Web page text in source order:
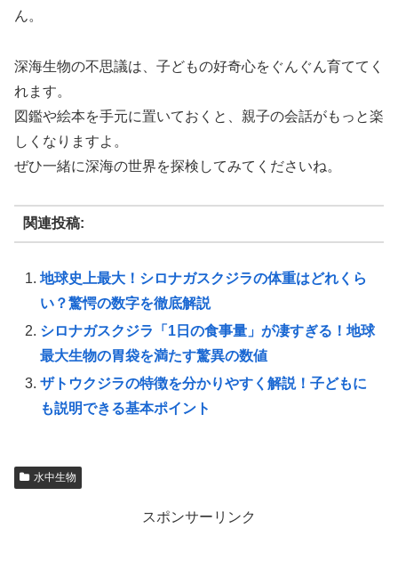
ん。
深海生物の不思議は、子どもの好奇心をぐんぐん育ててく
れます。
図鑑や絵本を手元に置いておくと、親子の会話がもっと楽
しくなりますよ。
ぜひ一緒に深海の世界を探検してみてくださいね。
関連投稿:
地球史上最大！シロナガスクジラの体重はどれくら
い？驚愕の数字を徹底解説
シロナガスクジラ「1日の食事量」が凄すぎる！地球
最大生物の胃袋を満たす驚異の数値
ザトウクジラの特徴を分かりやすく解説！子どもに
も説明できる基本ポイント
水中生物
スポンサーリンク